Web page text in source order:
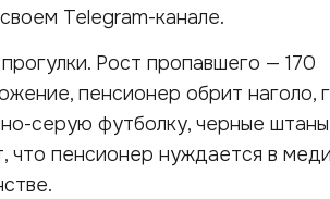
Telegram-канале.
Рост пропавшего — 170
пенсионер обрит наголо,
серую футболку, черные
что пенсионер нуждается в